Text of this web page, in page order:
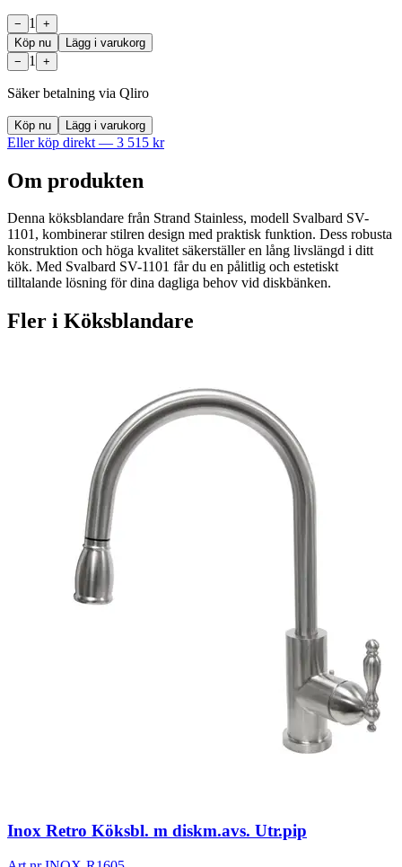
− 1
+
Köp nu
Lägg i varukorg
−
1 +
Säker betalning via Qliro
Köp nu Lägg i varukorg
Eller köp direkt — 3 515 kr
Om produkten
Denna köksblandare från Strand Stainless, modell Svalbard SV-
1101, kombinerar stilren design med praktisk funktion. Dess robusta
konstruktion och höga kvalitet säkerställer en lång livslängd i ditt
kök. Med Svalbard SV-1101 får du en pålitlig och estetiskt
tilltalande lösning för dina dagliga behov vid diskbänken.
Fler i Köksblandare
Inox Retro Köksbl. m diskm.avs. Utr.pip